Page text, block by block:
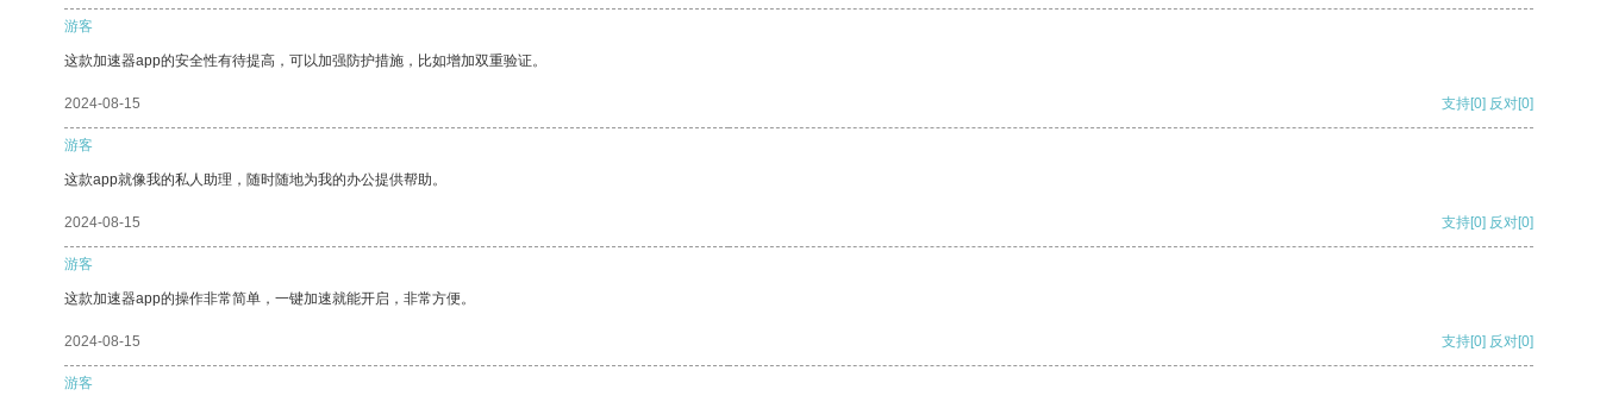
游客
这款加速器app的安全性有待提高，可以加强防护措施，比如增加双重验证。
2024-08-15 支持[0] 反对[0]
游客
这款app就像我的私人助理，随时随地为我的办公提供帮助。
2024-08-15 支持[0] 反对[0]
游客
这款加速器app的操作非常简单，一键加速就能开启，非常方便。
2024-08-15 支持[0] 反对[0]
游客